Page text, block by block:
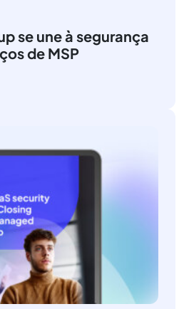
se une à segurança
de MSP